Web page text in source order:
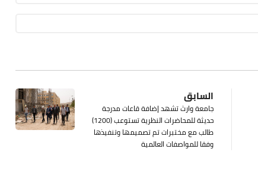
السابق
جامعة وارث تشهد إضافة قاعات مدرجة
حديثة للمحاضرات النظرية تستوعب (1200)
طالب مع مختبرات تم تصميمها وتنفيذها
وفقا للمواصفات العالمية